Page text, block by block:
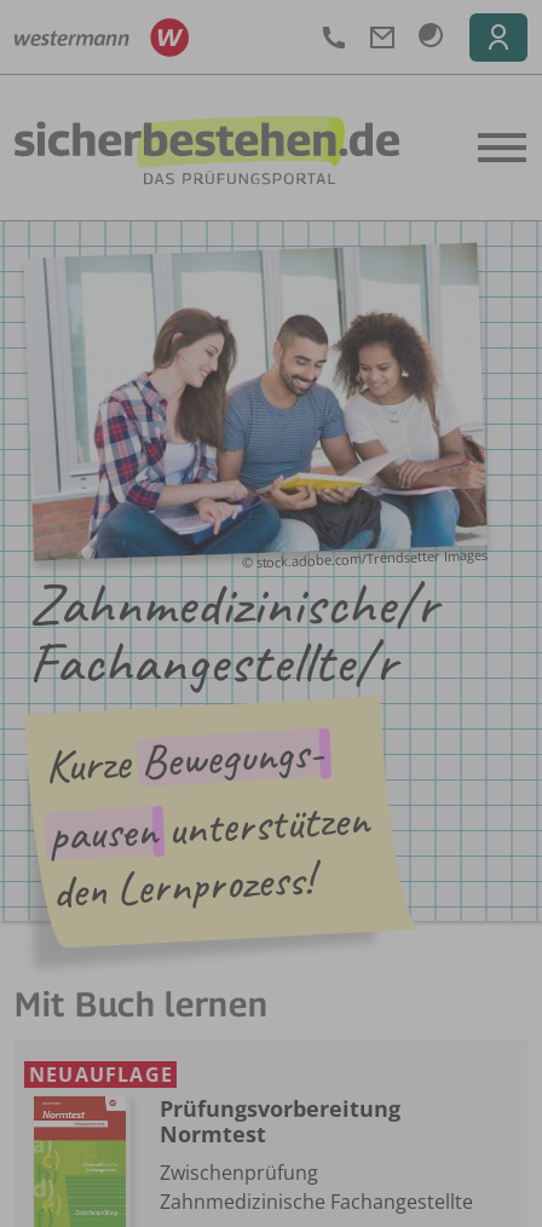
Telefon
© stock.adobe.com/Trendsetter Images
Zahn­medizinische/r
Fach­angestellte/r
Kurze Bewegungs-
pausenunterstützen
den Lernprozess!
Mit Buch lernen
NEUAUFLAGE
Prüfungsvorbereitung
Normtest
Zwischenprüfung
Zahnmedizinische Fachangestellte